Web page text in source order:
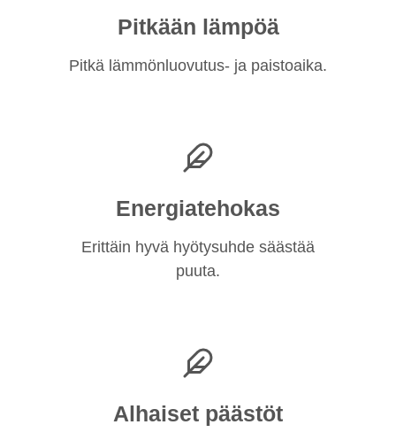
Pitkään lämpöä
Pitkä lämmönluovutus- ja paistoaika.
Energiatehokas
Erittäin hyvä hyötysuhde säästää
puuta.
Alhaiset päästöt